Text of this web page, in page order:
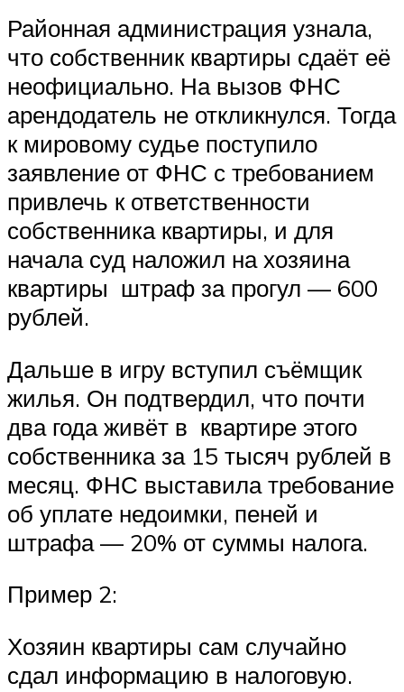
Районная администрация узнала,
что собственник квартиры сдаёт её
неофициально. На вызов ФНС
арендодатель не откликнулся. Тогда
к мировому судье поступило
заявление от ФНС с требованием
привлечь к ответственности
собственника квартиры, и для
начала суд наложил на хозяина
квартиры штраф за прогул — 600
рублей.
Дальше в игру вступил съёмщик
жилья. Он подтвердил, что почти
два года живёт в квартире этого
собственника за 15 тысяч рублей в
месяц. ФНС выставила требование
об уплате недоимки, пеней и
штрафа — 20% от суммы налога.
Пример 2:
Хозяин квартиры сам случайно
сдал информацию в налоговую.